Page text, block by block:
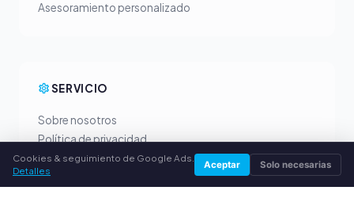
Asesoramiento personalizado
SERVICIO
Sobre nosotros
Política de privacidad
Aviso legal
Preguntas frecuentes (FAQ)
Cookies & seguimiento de Google Ads.
Detalles
Aceptar Solo necesarias